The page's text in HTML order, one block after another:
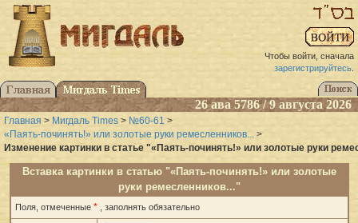
Чтобы войти, сначала
зарегистрируйтесь.
26 ава 5786 / 9 августа 2026
Главная > Мигдаль Times > №60-61 >
«Паять-починять!» или золотые руки ремесленников...
>
Изменение картинки в статье "«Паять-починять!» или золотые руки
Вставка картинки в статью "«Паять-починять!» или золотые
руки ремесленников..."
Поля, отмеченные * , заполнять обязательно